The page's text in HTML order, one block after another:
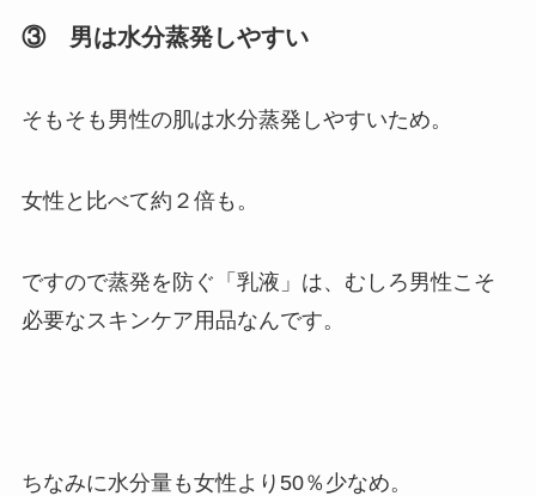
③ 男は水分蒸発しやすい
そもそも 男性の肌は水分蒸発しやすいため。
女性と比べて約２倍も。
ですので蒸発を防ぐ「乳液」は、むしろ男性こそ
必要なスキンケア用品なんです。
ちなみに水分量も女性より50％少なめ。